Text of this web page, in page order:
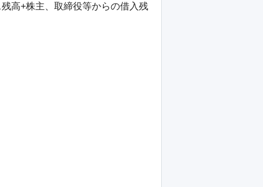
高+株主、取締役等からの借入残